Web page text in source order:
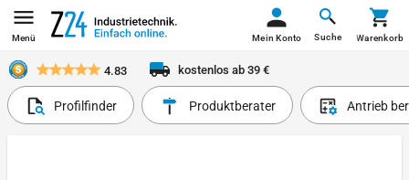
Menü Suche
Mein Konto Warenkorb
4.83 kostenlos ab 39 €
Profilfinder Produktberater Antrieb